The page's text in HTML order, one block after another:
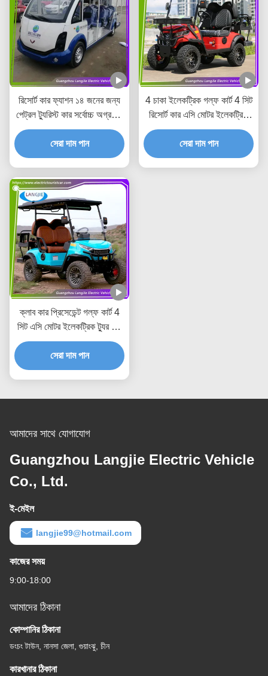
রিসোর্ট কার ফ্যাশন ১৪ জনের জন্য
পেট্রল ট্যুরিস্ট কার সর্বোচ্চ অগ্রগতি
গতি ৩০ কিমি/ঘন্টা হোটেলের জন্য
সেরা দাম পান
4 চাকা ইলেকট্রিক গল্ফ কার্ট 4 সিট
রিসোর্ট কার এসি মোটর ইলেকট্রিক
গাড়ি হোটেলের জন্য ট্যুর
সেরা দাম পান
ক্লাব কার প্রিসেডেন্ট গল্ফ কার্ট 4
সিট এসি মোটর ইলেকট্রিক ট্যুর বাস
পার্ক জন্য
সেরা দাম পান
আমাদের সাথে যোগাযোগ
Guangzhou Langjie Electric Vehicle
Co., Ltd.
ই-মেইল
langjie99@hotmail.com
কাজের সময়
9:00-18:00
আমাদের ঠিকানা
কোম্পানির ঠিকানা
ডংচং টাউন, নানসা জেলা, গুয়াংঝু, চীন
কারখানার ঠিকানা